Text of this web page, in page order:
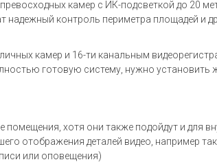
камер с ИК-подсветкой до 20
надежный контроль периметра площадей и
камер и 16-ти канальным
готовую систему, нужно установить
помещения, хотя они также подойдут и для
отображения деталей видео, например
или оповещения)